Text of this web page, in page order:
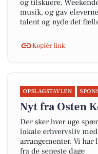
og tilskuere.
musik, og gav
talent og nyde det
Kopiér link
OPSLAGSTAVLEN
Nyt fra Osten
Der sker hver uge
lokale erhvervsliv
arrangementer. Vi
fra de seneste dage